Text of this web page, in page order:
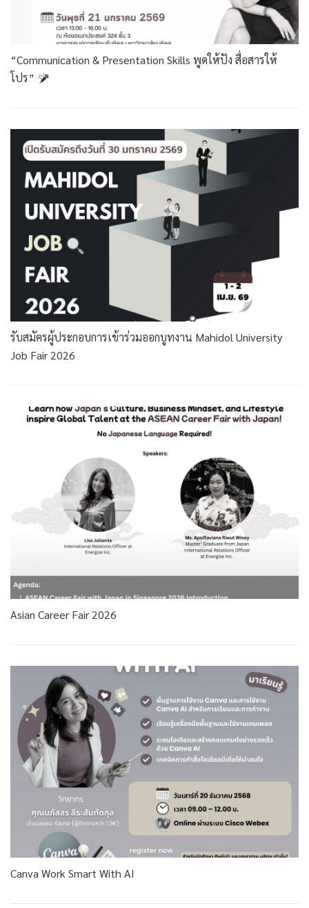
“Communication & Presentation Skills พูดให้ปัง สื่อสารให้
โปร”
รับสมัครผู้ประกอบการเข้าร่วมออกบูทงาน Mahidol University
Job Fair 2026
Asian Career Fair 2026
Canva Work Smart With AI